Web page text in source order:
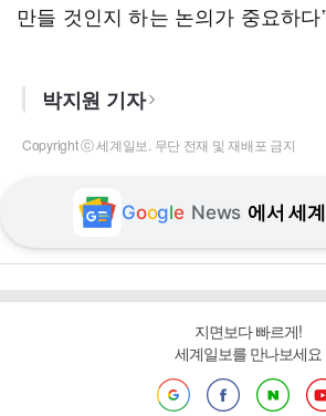
만들 것인지 하는 논의가 중요하다
박지원 기자
Copyright ⓒ 세계일보. 무단 전재 및 재배포 금지
Google News 에서 세
지면보다 빠르게!
세계일보를 만나보세요